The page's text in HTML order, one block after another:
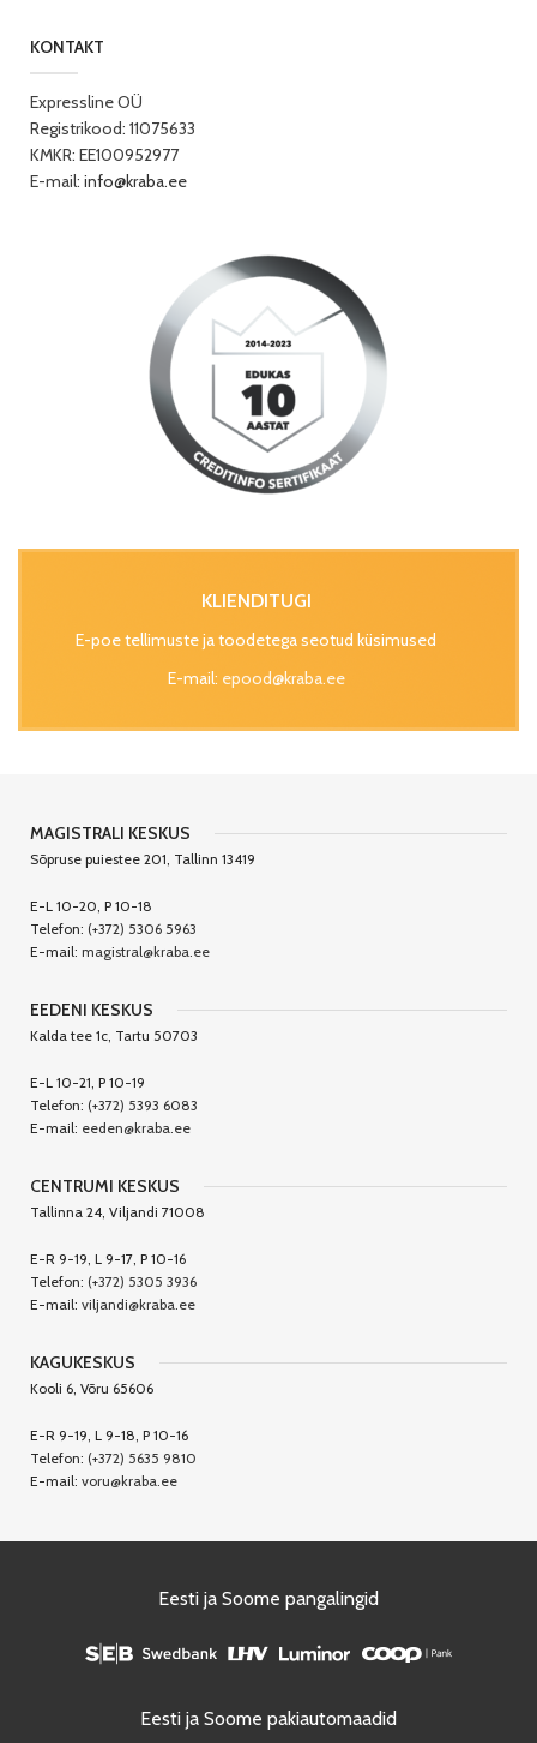
KONTAKT
Expressline OÜ
Registrikood: 11075633
KMKR: EE100952977
E-mail: info@kraba.ee
KLIENDITUGI
E-poe tellimuste ja toodetega seotud küsimused
E-mail: epood@kraba.ee
MAGISTRALI KESKUS
Sõpruse puiestee 201, Tallinn 13419
E-L 10-20, P 10-18
Telefon: (+372) 5306 5963
E-mail: magistral@kraba.ee
EEDENI KESKUS
Kalda tee 1c, Tartu 50703
E-L 10-21, P 10-19
Telefon: (+372) 5393 6083
E-mail: eeden@kraba.ee
CENTRUMI KESKUS
Tallinna 24, Viljandi 71008
E-R 9-19, L 9-17, P 10-16
Telefon: (+372) 5305 3936
E-mail: viljandi@kraba.ee
KAGUKESKUS
Kooli 6, Võru 65606
E-R 9-19, L 9-18, P 10-16
Telefon: (+372) 5635 9810
E-mail: voru@kraba.ee
Eesti ja Soome pangalingid
Eesti ja Soome pakiautomaadid